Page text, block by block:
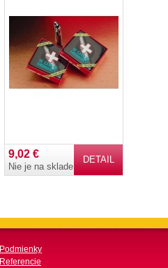
DETAIL
9,02 €
Nie je na sklade
Podmienky
Referencie